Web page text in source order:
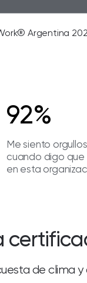
Argentina
92%
Me siento
cuando digo
en esta
de clima